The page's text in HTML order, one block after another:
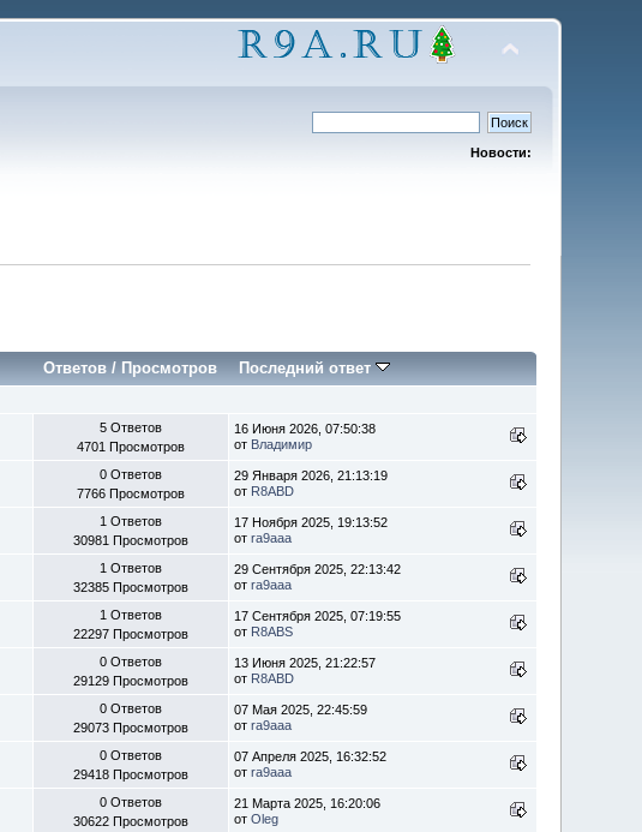
Новости:
Ответов /Просмотров Последний ответ
5 Ответов
4701 Просмотров
16 Июня 2026, 07:50:38
от Владимир
0 Ответов
7766 Просмотров
29 Января 2026, 21:13:19
от R8ABD
1 Ответов
30981 Просмотров
17 Ноября 2025, 19:13:52
отra9aaa
1 Ответов
32385 Просмотров
29 Сентября 2025, 22:13:42
отra9aaa
1 Ответов
22297 Просмотров
17 Сентября 2025, 07:19:55
от R8ABS
0 Ответов
29129 Просмотров
13 Июня 2025, 21:22:57
от R8ABD
0 Ответов
29073 Просмотров
07 Мая 2025, 22:45:59
отra9aaa
0 Ответов
29418 Просмотров
07 Апреля 2025, 16:32:52
отra9aaa
0 Ответов
30622 Просмотров
21 Марта 2025, 16:20:06
отOleg